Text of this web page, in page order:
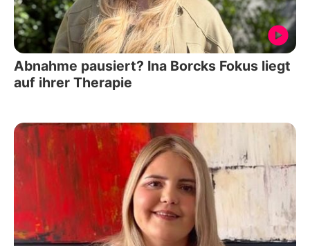
Abnahme pausiert? Ina Borcks Fokus liegt
auf ihrer Therapie